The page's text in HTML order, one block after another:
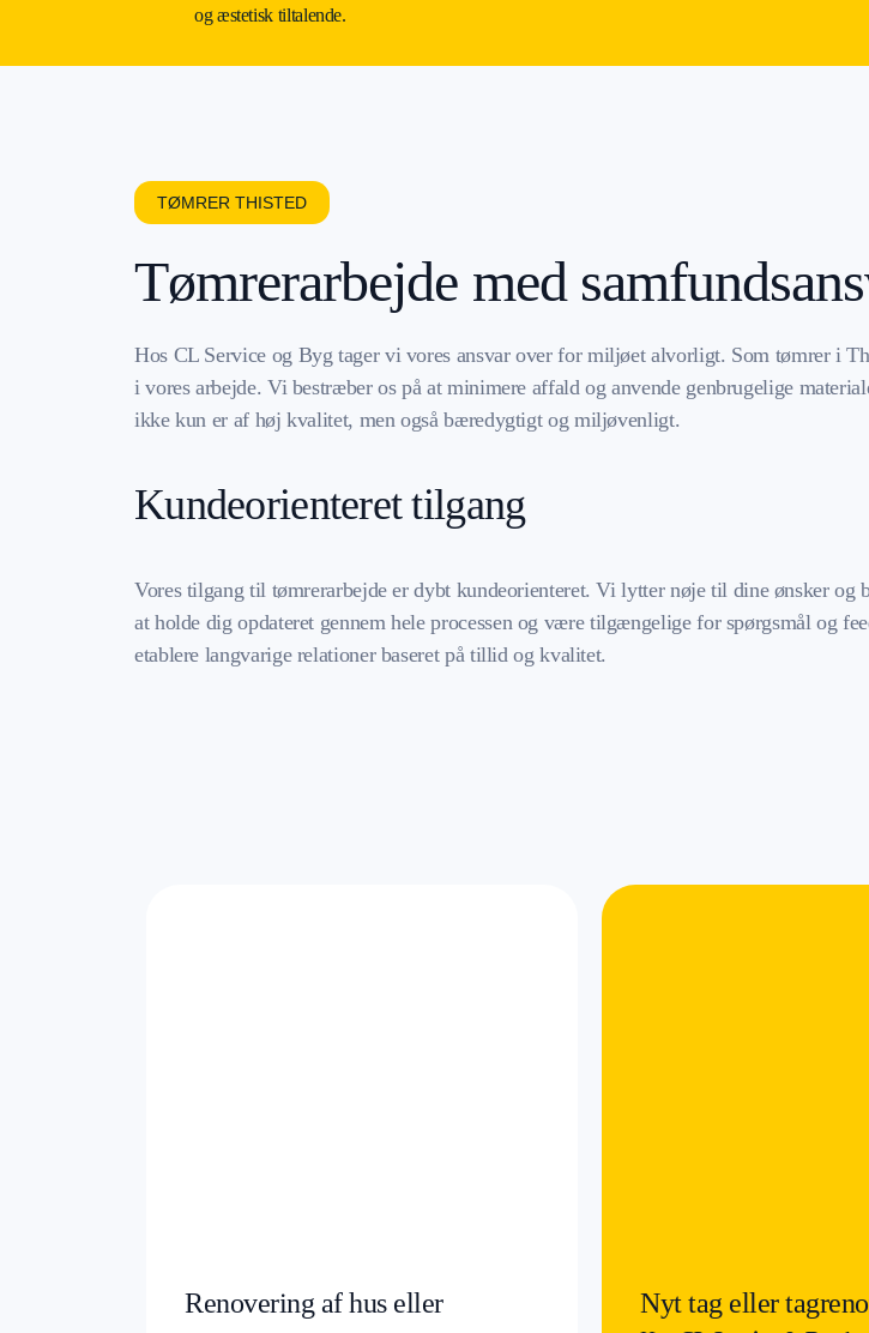
og æstetisk tiltalende.
TØMRER THISTED
Tømrerarbejde med
Hos CL Service og Byg tager vi vores ansvar over for miljøet alvorligt. Som tømrer i
i vores arbejde. Vi bestræber os på at minimere affald og anvende genbrugelige
ikke kun er af høj kvalitet, men også bæredygtigt og miljøvenligt.
Kundeorienteret tilgang
Vores tilgang til tømrerarbejde er dybt kundeorienteret. Vi lytter nøje til dine ønsker
at holde dig opdateret gennem hele processen og være tilgængelige for spørgsmål og
etablere langvarige relationer baseret på tillid og kvalitet.
Renovering af hus eller
Nyt tag eller